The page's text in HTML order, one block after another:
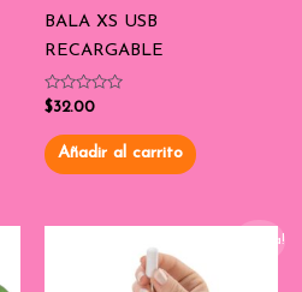
BALA XS USB
RECARGABLE
Valorado
de
5
$32.00
Añadir al carrito
¡Oferta!